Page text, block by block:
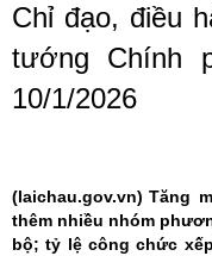
Chỉ đạo, điều
tướng Chính
10/1/2026
(laichau.gov.vn) Tăng
thêm nhiều nhóm
bộ; tỷ lệ công chức